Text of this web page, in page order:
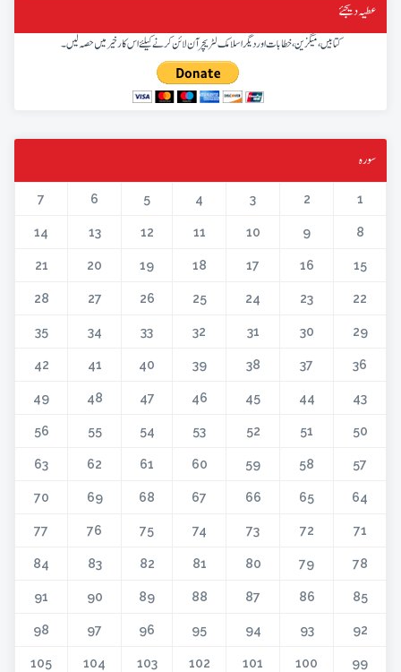
عطیہ دیجئے
کتابیں، میگزین، خطابات اور دیگر اسلامک لٹریچر آن لائن کرنے کیلئے اس کار خیر میں حصہ لیں۔
سورہ
1
2
3
4
5
6
7
8
9
10
11
12
13
14
15
16
17
18
19
20
21
22
23
24
25
26
27
28
29
30
31
32
33
34
35
36
37
38
39
40
41
42
43
44
45
46
47
48
49
50
51
52
53
54
55
56
57
58
59
60
61
62
63
64
65
66
67
68
69
70
71
72
73
74
75
76
77
78
79
80
81
82
83
84
85
86
87
88
89
90
91
92
93
94
95
96
97
98
99
100
101
102
103
104
105